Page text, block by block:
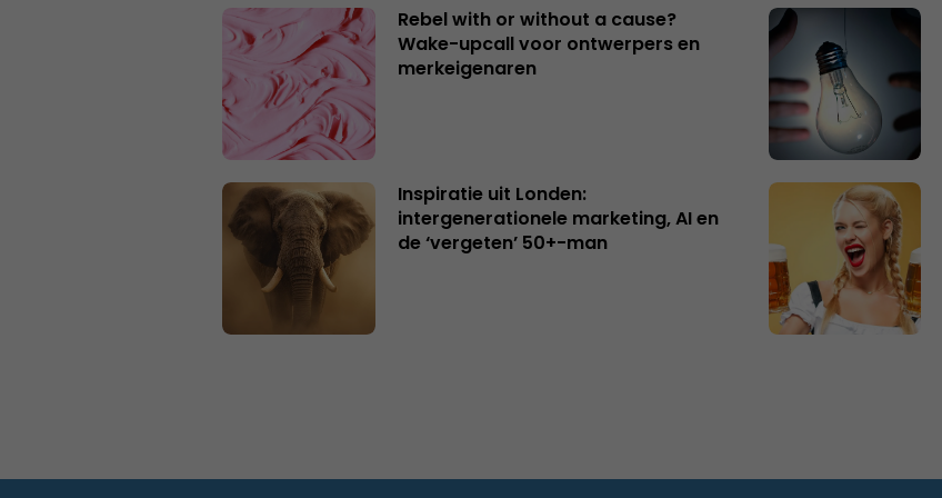
Rebel with or without a cause?
Wake-upcall voor ontwerpers en
merkeigenaren
Inspiratie uit Londen:
intergenerationele marketing, AI en
de ‘vergeten’ 50+-man